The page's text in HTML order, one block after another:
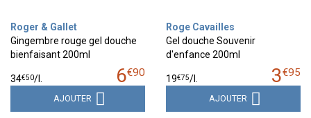
Roger & Gallet
Gingembre rouge gel douche
bienfaisant 200ml
6€90
34€50/
AJOUTER
Roge Cavailles
Gel douche Souvenir
d'enfance 200ml
3€95
19€75/
AJOUTER